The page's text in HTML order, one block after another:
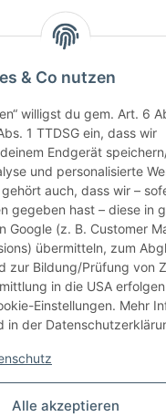
Alle akzeptieren
& Co nutzen
willigst du gem. Art. 6
1 TTDSG ein, dass wir
Endgerät
und personalisierte
auch, dass wir –
gegeben hast – diese in
Google (z. B. Customer
übermitteln, zum
zur Bildung/Prüfung von
in die USA
Einstellungen. Mehr
in der
Vertrag widerrufen